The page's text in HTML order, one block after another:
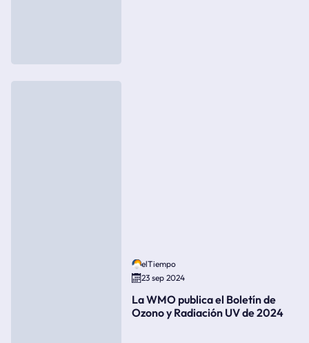
elTiempo
23 sep 2024
La WMO publica el Boletín de
Ozono y Radiación UV de 2024